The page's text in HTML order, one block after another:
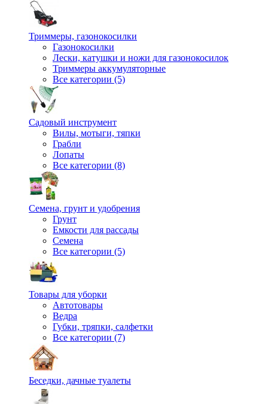
Триммеры, газонокосилки
Газонокосилки
Лески, катушки и ножи для газонокосилок
Триммеры аккумуляторные
Все категории (5)
Садовый инструмент
Вилы, мотыги, тяпки
Грабли
Лопаты
Все категории (8)
Семена, грунт и удобрения
Грунт
Емкости для рассады
Семена
Все категории (5)
Товары для уборки
Автотовары
Ведра
Губки, тряпки, салфетки
Все категории (7)
Беседки, дачные туалеты